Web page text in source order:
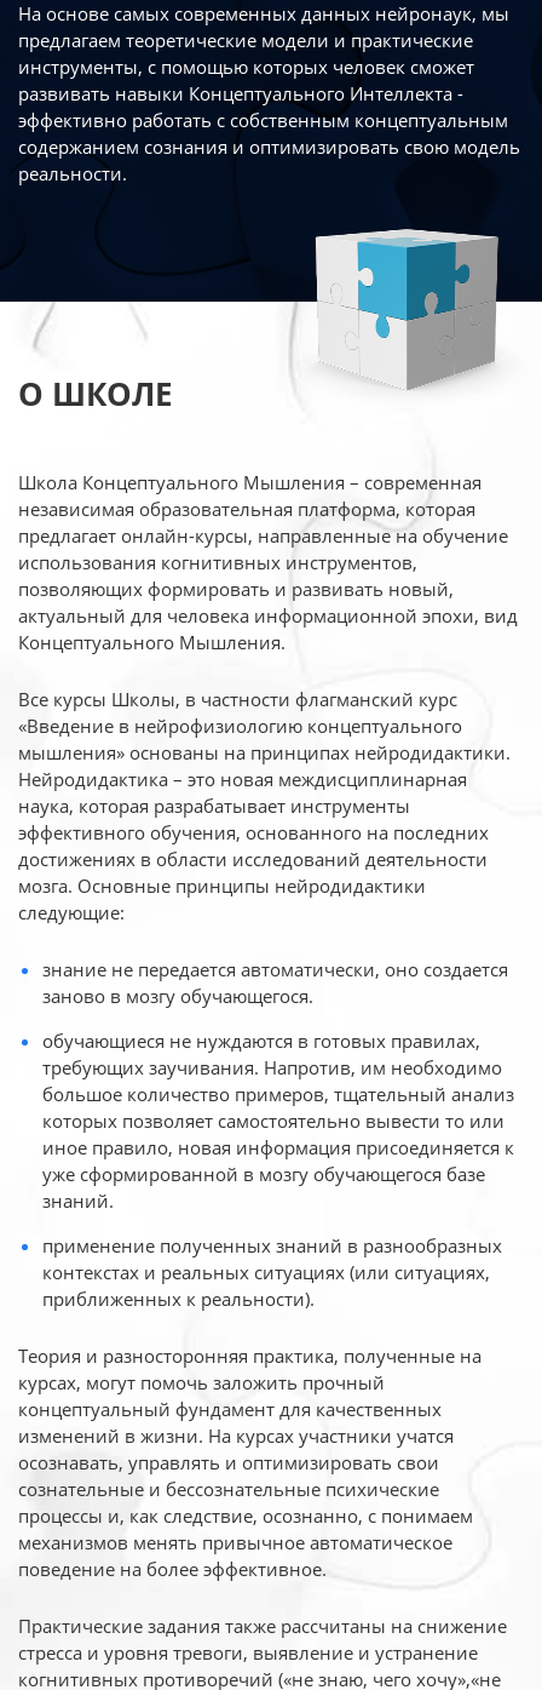
На основе самых современных данных нейронаук, мы
предлагаем теоретические модели и практические
инструменты, с помощью которых человек сможет
развивать навыки Концептуального Интеллекта -
эффективно работать с собственным концептуальным
содержанием сознания и оптимизировать свою модель
реальности.
О ШКОЛЕ
Школа Концептуального Мышления – современная
независимая образовательная платформа, которая
предлагает онлайн-курсы, направленные на обучение
использования когнитивных инструментов,
позволяющих формировать и развивать новый,
актуальный для человека информационной эпохи, вид
Концептуального Мышления.
Все курсы Школы, в частности флагманский курс
«Введение в нейрофизиологию концептуального
мышления» основаны на принципах нейродидактики.
Нейродидактика – это новая междисциплинарная
наука, которая разрабатывает инструменты
эффективного обучения, основанного на последних
достижениях в области исследований деятельности
мозга. Основные принципы нейродидактики
следующие:
знание не передается автоматически, оно создается
заново в мозгу обучающегося.
обучающиеся не нуждаются в готовых правилах,
требующих заучивания. Напротив, им необходимо
большое количество примеров, тщательный анализ
которых позволяет самостоятельно вывести то или
иное правило, новая информация присоединяется к
уже сформированной в мозгу обучающегося базе
знаний.
применение полученных знаний в разнообразных
контекстах и реальных ситуациях (или ситуациях,
приближенных к реальности).
Теория и разносторонняя практика, полученные на
курсах, могут помочь заложить прочный
концептуальный фундамент для качественных
изменений в жизни. На курсах участники учатся
осознавать, управлять и оптимизировать свои
сознательные и бессознательные психические
процессы и, как следствие, осознанно, с понимаем
механизмов менять привычное автоматическое
поведение на более эффективное.
Практические задания также рассчитаны на снижение
стресса и уровня тревоги, выявление и устранение
когнитивных противоречий («не знаю, чего хочу»,«не